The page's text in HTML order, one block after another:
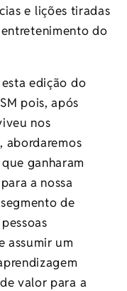
e lições tiradas
do
edição do
pois, após
nos
abordaremos
ganharam
a nossa
de
assumir um
valor para a